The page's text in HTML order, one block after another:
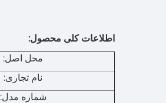
اطلاعات کلی محصول:
محل اصل:
نام تجاری:
شماره مدل: